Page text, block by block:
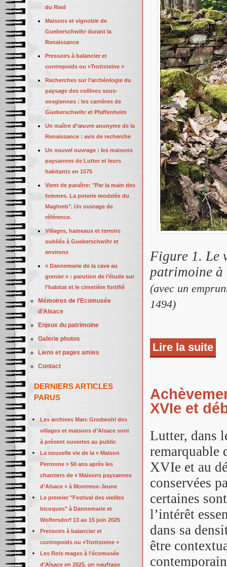
Figure 1. Le
patrimoine à
(avec un
1494)
Lire la suite
XVIe et
Lutter, dans
remarquable
XVIe et au
conservées
certaines
l’intérêt
dans sa
être
du Ried
Maisons et vignoble de
Gueberschwihr durant la
Renaissance
Pressoirs à balancier et
contrepoids ou «Trottsteine »
Recherches sur l’archéologie du
paysage des collines sous-
vosgiennes : les carrières de
Gueberschwihr et Pfaffenheim
Un maître d’œuvre anonyme de la
Renaissance : avis de recherche
Un nouvel ouvrage : les maisons
paysannes de Lutter et leurs
habitants en 1575
Vient de paraître: "Par la main des
femmes. La poterie modelée du
Maghreb". Un ouvrage de
référence.
Villages, hameaux et terroirs
oubliés à Gueberschwihr et
environs
« Dannemarie de la cave au
grenier » : parution de l’étude sur
l’habitat et le cimetière fortifié
Mémoires de l’Ecomusée
d’Alsace
Enjeux du patrimoine
Galerie photos
Liens et pages amies
Contact
DERNIERS ARTICLES
PARUS
Les archives Marc Grodwohl des
villages et maisons d’Alsace sont
à présent ouvertes au public
La nouvelle vie de la « Maison
Perronne » 50 ans après les
chantiers de « Maisons paysannes
d’Alsace » à Montreux-Jeune
Le premier "Festival des vieilles
bicoques" à Dannemarie et
Wolfersdorf 13 au 15 juin 2025
Pressoirs à balancier et
contrepoids ou «Trottsteine »
Les Rois mages à l’écomusée
d’Alsace en 2025, un naufrage